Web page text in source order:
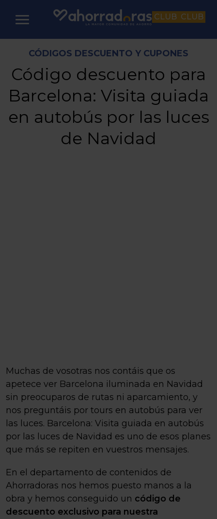
CLUB CLUB
CÓDIGOS DESCUENTO Y CUPONES
Código descuento para
Barcelona: Visita guiada
en autobús por las luces
de Navidad
Muchas de vosotras nos contáis que os
apetece ver Barcelona iluminada en Navidad
sin preocuparos de rutas ni aparcamiento, y
nos preguntáis por tours en autobús para ver
las luces. Barcelona: Visita guiada en autobús
por las luces de Navidad es uno de esos planes
que más se repiten en vuestros mensajes.
En el departamento de contenidos de
Ahorradoras nos hemos puesto manos a la
obra y hemos conseguido un código de
descuento exclusivo para nuestra